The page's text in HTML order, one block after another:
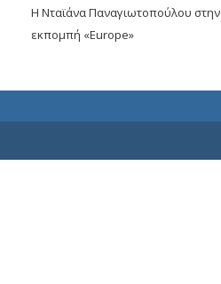
Η Νταϊάνα Παναγιωτοπούλου στην
εκπομπή «Europe»